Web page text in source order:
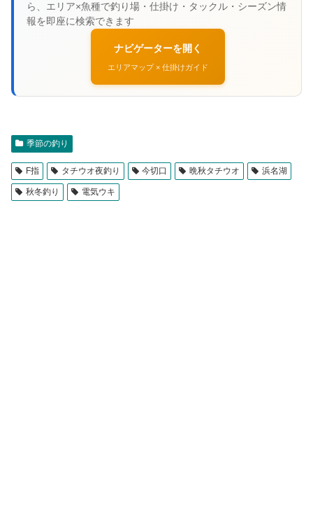
ナビゲーターを開く
エリアマップ × 仕掛けガイド
季節の釣り
F指 タチウオ夜釣り 今切口 晩秋タチウオ 浜名湖
秋冬釣り 電気ウキ